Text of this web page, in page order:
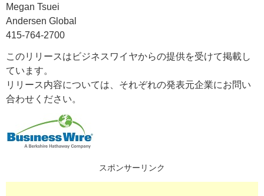
Megan Tsuei
Andersen Global
415-764-2700
このリリースはビジネスワイヤからの提供を受けて掲載し
ています。
リリース内容については、それぞれの発表元企業にお問い
合わせください。
スポンサーリンク